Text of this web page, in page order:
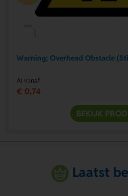
Warning; Overhead Obstacle
Al vanaf
€ 0,74
BEKIJK
Laatst